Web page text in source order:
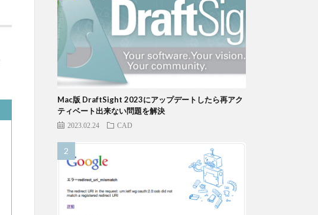
Mac版 DraftSight 2023にアップデートしたら再アク
ティベート出来ない問題を解決
2023.02.24 CAD